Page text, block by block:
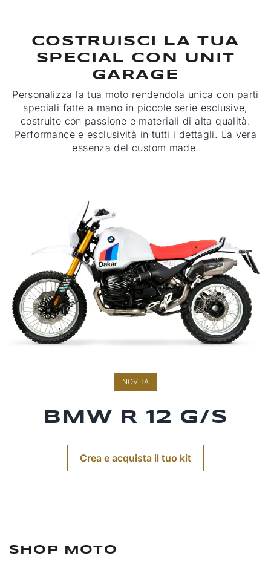
COSTRUISCI LA TUA
SPECIAL CON UNIT
GARAGE
Personalizza la tua moto rendendola unica con parti
speciali fatte a mano in piccole serie esclusive,
costruite con passione e materiali di alta qualità.
Performance e esclusività in tutti i dettagli. La vera
essenza del custom made.
NOVITÀ
BMW R 12 G/S
Crea e acquista il tuo kit
SHOP MOTO